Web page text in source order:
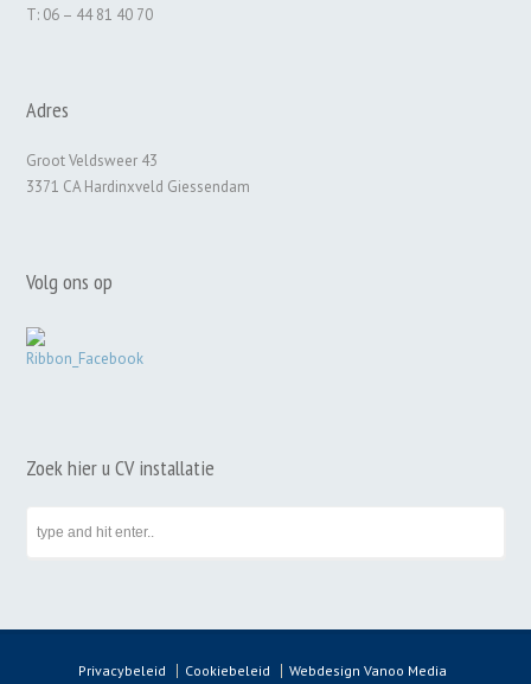
T: 06 – 44 81 40 70
Adres
Groot Veldsweer 43
3371 CA Hardinxveld Giessendam
Volg ons op
Zoek hier u CV installatie
Privacybeleid Cookiebeleid Webdesign Vanoo Media